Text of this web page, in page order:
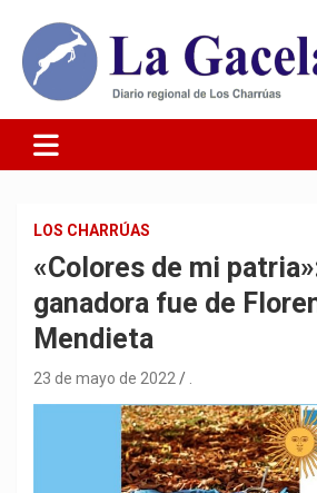
contenido
Diario La Gacela
LOS CHARRÚAS
«Colores de mi
ganadora fue de
Mendieta
23 de mayo de 2022